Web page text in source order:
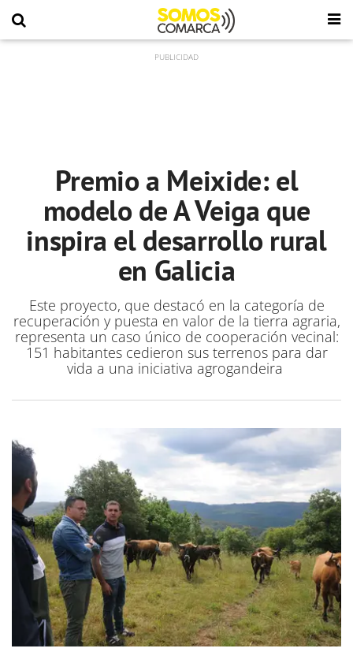
Premio a Meixide: el
modelo de A Veiga que
inspira el desarrollo rural
en Galicia
Este proyecto, que destacó en la categoría de
recuperación y puesta en valor de la tierra agraria,
representa un caso único de cooperación vecinal:
151 habitantes cedieron sus terrenos para dar
vida a una iniciativa agrogandeira